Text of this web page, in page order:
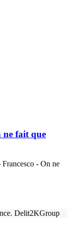
ne fait que
- On ne
Delit2KGroup